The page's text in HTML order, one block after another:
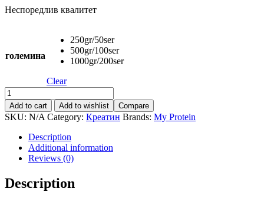
Неспоредлив квалитет
големина
250gr/50ser
500gr/100ser
1000gr/200ser
Clear
THE
Creatine
(Creapure®)
Creatine
Monohydrate
quantity
Add to cart Add to wishlist Compare
SKU: N/A Category: Креатин Brands: My Protein
Description
Additional information
Reviews (0)
Description